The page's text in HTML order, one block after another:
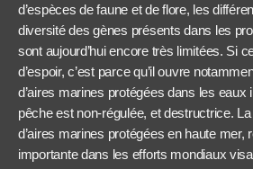
d’espèces de faune et de flore, les
diversité des gènes présents dans les
sont aujourd’hui encore très limitées. Si
d’espoir, c’est parce qu’il ouvre
d’aires marines protégées dans les eaux
pêche est non-régulée, et destructrice.
d’aires marines protégées en haute mer,
importante dans les efforts mondiaux